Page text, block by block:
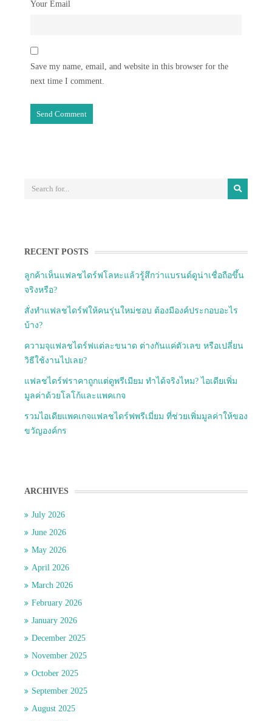
Your Email
Save my name, email, and website in this browser for the
next time I comment.
RECENT POSTS
ลูกค้าเห็นแฟลชไดร์ฟโลหะแล้วรู้สึกว่าแบรนด์ดูน่าเชื่อถือขึ้น
จริงหรือ?
สั่งทำแฟลชไดร์ฟให้คนรุ่นใหม่ชอบ ต้องมีองค์ประกอบอะไร
บ้าง?
ความจุแฟลชไดร์ฟแต่ละขนาด ต่างกันแค่ตัวเลข หรือเปลี่ยน
วิธีใช้งานไปเลย?
แฟลชไดร์ฟราคาถูกแต่ดูพรีเมียม ทำได้จริงไหม? ไอเดียเพิ่ม
มูลค่าด้วยโลโก้และแพคเกจ
รวมไอเดียแพคเกจแฟลชไดร์ฟพรีเมี่ยม ที่ช่วยเพิ่มมูลค่าให้ของ
ขวัญองค์กร
ARCHIVES
July 2026
June 2026
May 2026
April 2026
March 2026
February 2026
January 2026
December 2025
November 2025
October 2025
September 2025
August 2025